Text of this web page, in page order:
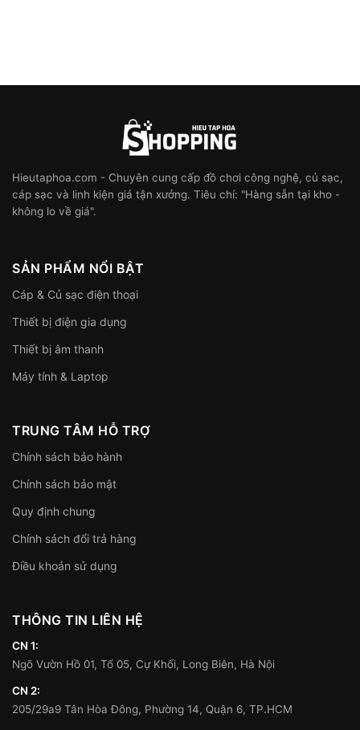
Hieutaphoa.com - Chuyên cung cấp đồ chơi công nghệ, củ sạc,
cáp sạc và linh kiện giá tận xưởng. Tiêu chí: "Hàng sẵn tại kho -
không lo về giá".
SẢN PHẨM NỔI BẬT
Cáp & Củ sạc điện thoại
Thiết bị điện gia dụng
Thiết bị âm thanh
Máy tính & Laptop
TRUNG TÂM HỖ TRỢ
Chính sách bảo hành
Chính sách bảo mật
Quy định chung
Chính sách đổi trả hàng
Điều khoản sử dụng
THÔNG TIN LIÊN HỆ
CN 1:
Ngõ Vườn Hồ 01, Tổ 05, Cự Khối, Long Biên, Hà Nội
CN 2:
205/29a9 Tân Hòa Đông, Phường 14, Quận 6, TP.HCM